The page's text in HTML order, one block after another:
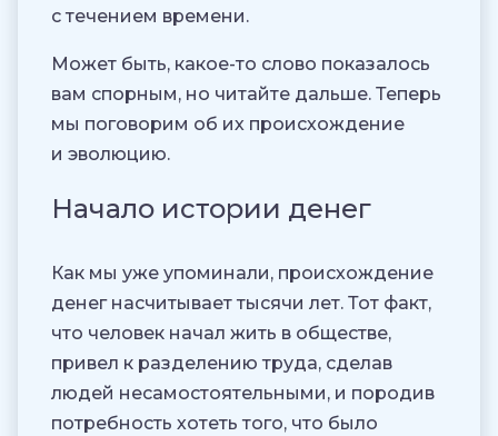
с течением времени.
Может быть, какое-то слово показалось
вам спорным, но читайте дальше. Теперь
мы поговорим об их происхождение
и эволюцию.
Начало истории денег
Как мы уже упоминали, происхождение
денег насчитывает тысячи лет. Тот факт,
что человек начал жить в обществе,
привел к разделению труда, сделав
людей несамостоятельными, и породив
потребность хотеть того, что было